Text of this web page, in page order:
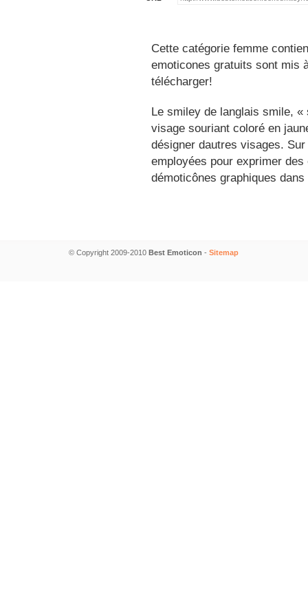
Cette catégorie femme
emoticones gratuits sont mis
télécharger!
Le smiley de langlais smile,
visage souriant coloré en
désigner dautres visages.
employées pour exprimer
démoticônes graphiques
© Copyright 2009-2010 Best Emoticon - Sitemap